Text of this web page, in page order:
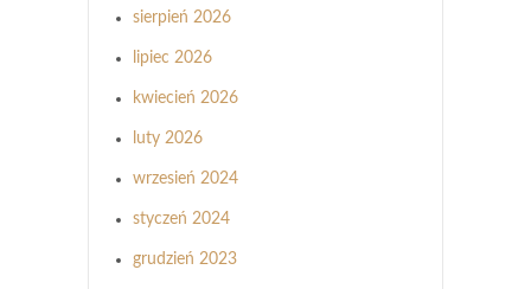
sierpień 2026
lipiec 2026
kwiecień 2026
luty 2026
wrzesień 2024
styczeń 2024
grudzień 2023